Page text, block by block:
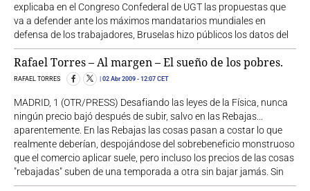
explicaba en el Congreso Confederal de UGT las propuestas que
va a defender ante los máximos mandatarios mundiales en
defensa de los trabajadores, Bruselas hizo públicos los datos del
Rafael Torres – Al margen – El sueño de los pobres.
RAFAEL TORRES 02 Abr 2009 - 12:07 CET
MADRID, 1 (OTR/PRESS) Desafiando las leyes de la Física, nunca
ningún precio bajó después de subir, salvo en las Rebajas...
aparentemente. En las Rebajas las cosas pasan a costar lo que
realmente deberían, despojándose del sobrebeneficio monstruoso
que el comercio aplicar suele, pero incluso los precios de las cosas
"rebajadas" suben de una temporada a otra sin bajar jamás. Sin